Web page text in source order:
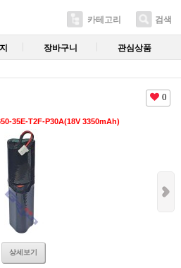
카테고리 검색
장바구니 관심상품
0
35E-T2F-P30A(18V 3350mAh)
상세보기